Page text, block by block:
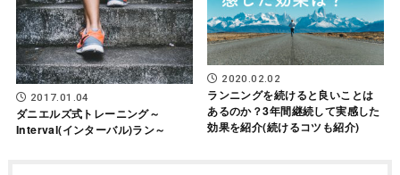
2017.01.04
ダニエルズ式トレーニング～
Interval(インターバル)ラン～
2020.02.02
ランニングを続けると良いことは
あるのか？3年間継続して実感した
効果を紹介(続けるコツも紹介)